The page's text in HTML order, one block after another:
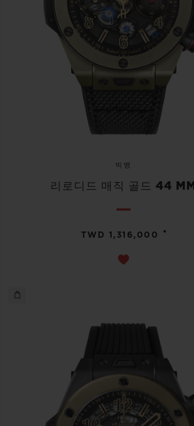
빅뱅
리로디드 매직 골드 44 MM
TWD 1,316,000 •